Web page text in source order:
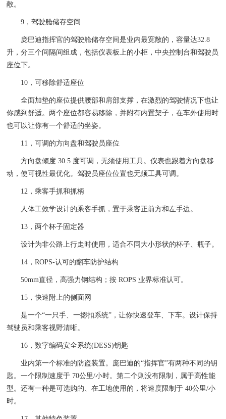
敞。
9，驾驶舱储存空间
庞巴迪指挥官的驾驶舱储存空间是业内最宽敞的，容量达32.8
升，分三个间隔间组成，包括仪表板上的小柜，中央控制台和驾驶员
座位下。
10，可移除舒适座位
全面加垫的座位提供腰部和肩部支撑，在激烈的驾驶情况下也让
你感到舒适。两个座位都容易移除，并附有内置架子，在车外使用时
也可以让你有一个舒适的坐姿。
11，可调的方向盘和驾驶员座位
方向盘倾度 30.5 度可调，无须使用工具。仪表也跟着方向盘移
动，使可视性最优化。驾驶员座位位置也无须工具可调。
12，乘客手抓和抓柄
人体工效学设计的乘客手抓，置于乘客正前方和左手边。
13，两个杯子固定器
设计为非公路上行走时使用，适合不同大小形状的杯子、瓶子。
14，ROPS-认可的翻车防护结构
50mm直径，高强力钢结构；按 ROPS 业界标准认可。
15，快速附上的侧面网
是一个“一只手、一摁扣系统”，让你快速登车、下车。设计保持
驾驶员和乘客视野清晰。
16，数字编码安全系统(DESS)钥匙
业内第一个标准的防盗装置。庞巴迪的“指挥官”有两种不同的钥
匙。一个限制速度于 70公里/小时。第二个则没有限制，属于高性能
型。还有一种是可选购的、在工地使用的，将速度限制于 40公里/小
时。